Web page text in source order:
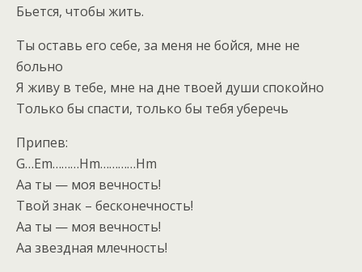
Бьется, чтобы жить.
Ты оставь его себе, за меня не бойся, мне не
больно
Я живу в тебе, мне на дне твоей души спокойно
Только бы спасти, только бы тебя уберечь
Припев:
G…Em………Hm…………Hm
Аа ты — моя вечность!
Твой знак – бесконечность!
Аа ты — моя вечность!
Аа звездная млечность!